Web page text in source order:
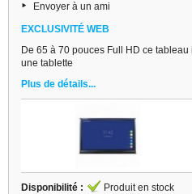
Envoyer à un ami
EXCLUSIVITÉ WEB
De 65 à 70 pouces Full HD ce
une tablette
Plus de détails...
Disponibilité :
Produit en stock